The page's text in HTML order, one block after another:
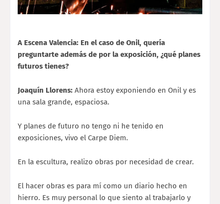
A Escena Valencia: En el caso de Onil, quería
preguntarte además de por la exposición, ¿qué planes
futuros tienes?
Joaquín Llorens: Ahora estoy exponiendo en Onil y es
una sala grande, espaciosa.
Y planes de futuro no tengo ni he tenido en
exposiciones, vivo el Carpe Diem.
En la escultura, realizo obras por necesidad de crear.
El hacer obras es para mí como un diario hecho en
hierro. Es muy personal lo que siento al trabajarlo y